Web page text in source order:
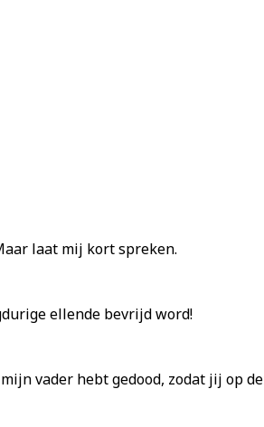
laat mij kort spreken.
ellende bevrijd word!
vader hebt gedood, zodat jij op